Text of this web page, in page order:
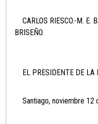
CARLOS RIESCO.-M. E.
BRISEÑO.
EL PRESIDENTE DE LA
Santiago, noviembre 12